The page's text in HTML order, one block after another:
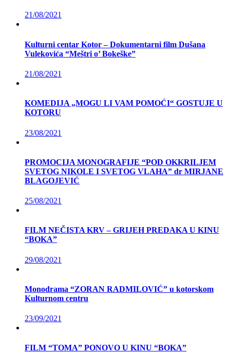
21/08/2021
Kulturni centar Kotor – Dokumentarni film Dušana
Vulekovića “Meštri o’ Bokeške”
21/08/2021
KOMEDIJA „MOGU LI VAM POMOĆI“ GOSTUJE U
KOTORU
23/08/2021
PROMOCIJA MONOGRAFIJE “POD OKKRILJEM
SVETOG NIKOLE I SVETOG VLAHA” dr MIRJANE
BLAGOJEVIĆ
25/08/2021
FILM NEČISTA KRV – GRIJEH PREDAKA U KINU
“BOKA”
29/08/2021
Monodrama “ZORAN RADMILOVIĆ” u kotorskom
Kulturnom centru
23/09/2021
FILM “TOMA” PONOVO U KINU “BOKA”